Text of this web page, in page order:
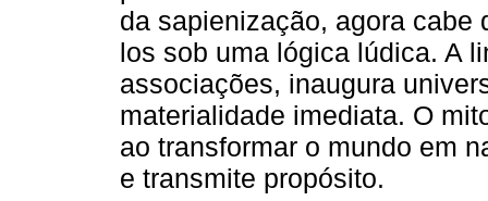
da sapienização, agora cabe
los sob uma lógica lúdica. A
associações, inaugura
materialidade imediata. O
ao transformar o mundo em
e transmite propósito.